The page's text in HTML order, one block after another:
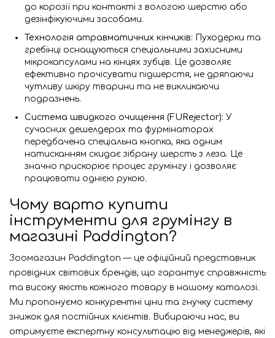
до корозії при контакті з вологою шерстю або
дезінфікуючими засобами.
Технологія атравматичних кінчиків: Пуходерки та
гребінці оснащуються спеціальними захисними
мікрокапсулами на кінцях зубців. Це дозволяє
ефективно прочісувати підшерстя, не дряпаючи
чутливу шкіру тварини та не викликаючи
подразнень.
Система швидкого очищення (FURejector): У
сучасних дешелдерах та фурмінаторах
передбачена спеціальна кнопка, яка одним
натисканням скидає зібрану шерсть з леза. Це
значно прискорює процес грумінгу і дозволяє
працювати однією рукою.
Чому варто купити
інструменти для грумінгу в
магазині Paddington?
Зоомагазин Paddington — це офіційний представник
провідних світових брендів, що гарантує справжність
та високу якість кожного товару в нашому каталозі.
Ми пропонуємо конкурентні ціни та гнучку систему
знижок для постійних клієнтів. Вибираючи нас, ви
отримуєте експертну консультацію від менеджерів, які